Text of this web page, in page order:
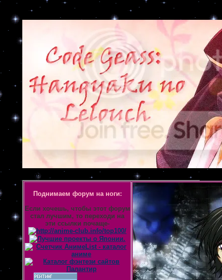
Объявление
Поднимаем форум на ноги:
Если хочешь, чтобы этот форум
стал лучшим, то переходи на
эти ссылки почаще-